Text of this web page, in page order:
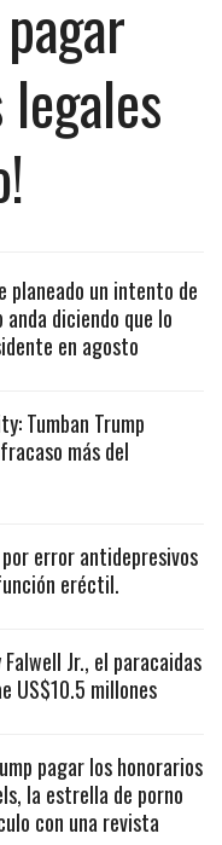
planeado un intento de
diciendo que lo
en agosto
Tumban Trump
más del
error antidepresivos
eréctil.
Jr., el paracaidas
US$10.5 millones
pagar los honorarios
la estrella de porno
con una revista